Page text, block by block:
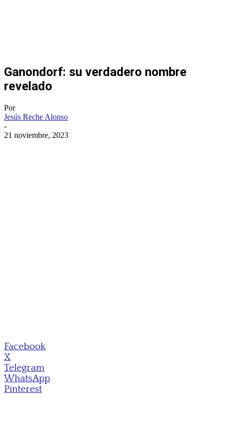
Ganondorf: su verdadero nombre
revelado
Por
Jesús Reche Alonso
-
21 noviembre, 2023
Facebook
X
Telegram
WhatsApp
Pinterest